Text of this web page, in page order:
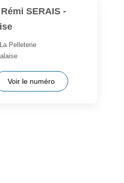
SERAIS -
Pelleterie
Voir le numéro